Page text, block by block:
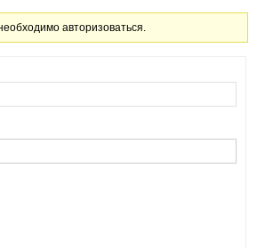
авторизоваться.